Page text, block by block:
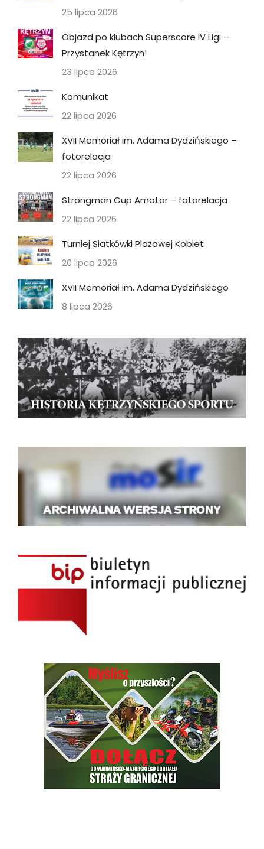
25 lipca 2026
Objazd po klubach Superscore IV Ligi –
Przystanek Kętrzyn!
23 lipca 2026
Komunikat
22 lipca 2026
XVII Memoriał im. Adama Dydzińskiego –
fotorelacja
22 lipca 2026
Strongman Cup Amator – fotorelacja
22 lipca 2026
Turniej Siatkówki Plażowej Kobiet
20 lipca 2026
XVII Memoriał im. Adama Dydzińskiego
8 lipca 2026